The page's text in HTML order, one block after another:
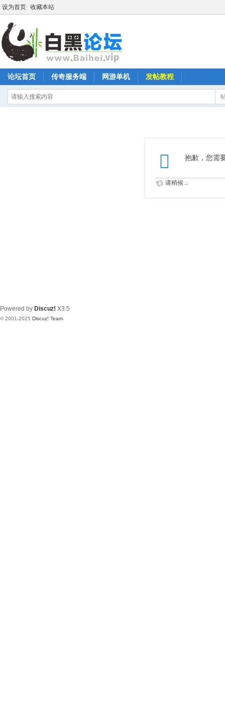
设为首页 收藏本站
论坛首页 传奇服务端 网游单机 发帖教程
抱歉，您需
请稍候...
Powered by Discuz! X3.5
© 2001-2025 Discuz! Team